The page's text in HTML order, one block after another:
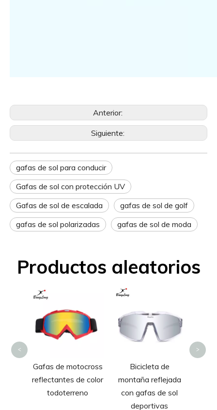
Anterior:
Siguiente:
gafas de sol para conducir
Gafas de sol con protección UV
Gafas de sol de escalada
gafas de sol de golf
gafas de sol polarizadas
gafas de sol de moda
Productos aleatorios
Gafas de motocross
reflectantes de color
todoterreno
Bicicleta de
montaña reflejada
con gafas de sol
deportivas
< >